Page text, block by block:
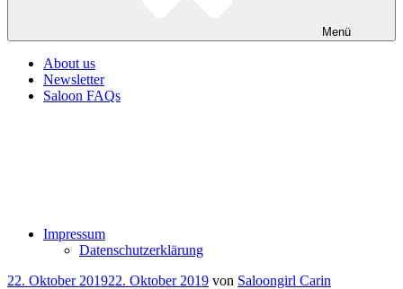
Menü
About us
Newsletter
Saloon FAQs
Impressum
Datenschutzerklärung
Veröffentlicht
22. Oktober 201922. Oktober 2019 von Saloongirl Carin